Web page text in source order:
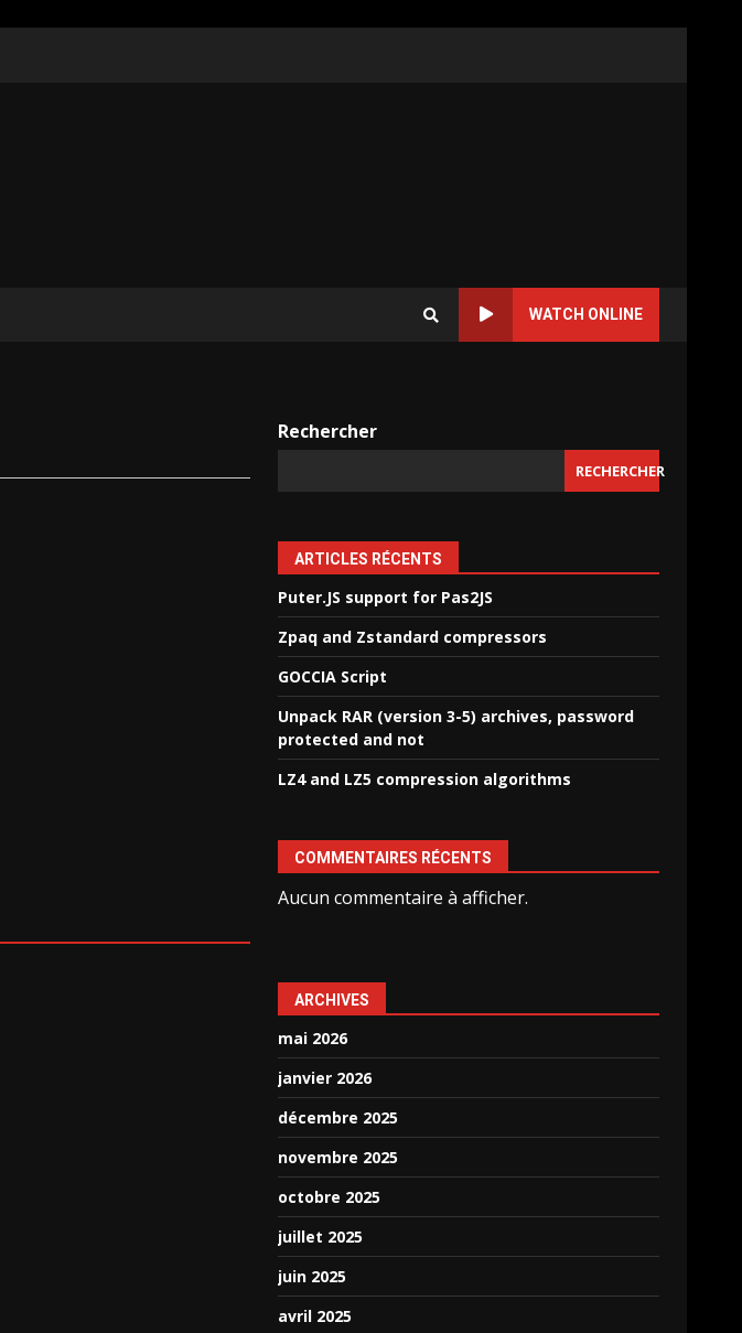
WATCH ONLINE
Rechercher
RECHERCHER
ARTICLES RÉCENTS
Puter.JS support for Pas2JS
Zpaq and Zstandard compressors
GOCCIA Script
Unpack RAR (version 3-5) archives, password
protected and not
LZ4 and LZ5 compression algorithms
COMMENTAIRES RÉCENTS
Aucun commentaire à afficher.
ARCHIVES
mai 2026
janvier 2026
décembre 2025
novembre 2025
octobre 2025
juillet 2025
juin 2025
avril 2025